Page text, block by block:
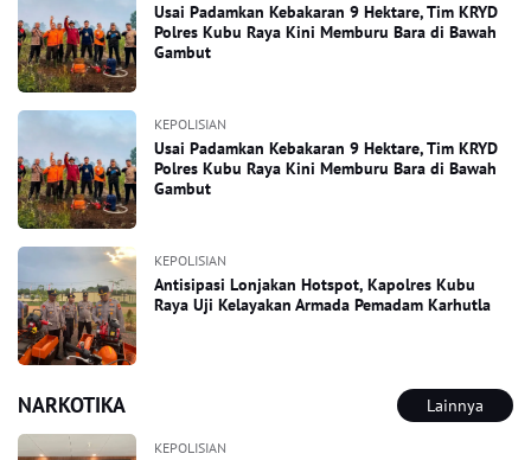
Usai Padamkan Kebakaran 9 Hektare, Tim KRYD
Polres Kubu Raya Kini Memburu Bara di Bawah
Gambut
KEPOLISIAN
Usai Padamkan Kebakaran 9 Hektare, Tim KRYD
Polres Kubu Raya Kini Memburu Bara di Bawah
Gambut
KEPOLISIAN
Antisipasi Lonjakan Hotspot, Kapolres Kubu
Raya Uji Kelayakan Armada Pemadam Karhutla
NARKOTIKA Lainnya
KEPOLISIAN